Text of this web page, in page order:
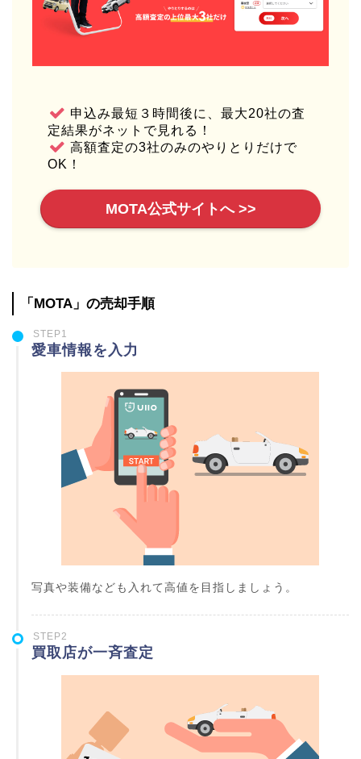
申込み最短３時間後に、最大20社の査
定結果がネットで見れる！
高額査定の3社のみのやりとりだけで
OK！
MOTA公式サイトへ >>
「MOTA」の売却手順
STEP1
愛車情報を入力
写真や装備なども入れて高値を目指しましょう。
STEP2
買取店が一斉査定